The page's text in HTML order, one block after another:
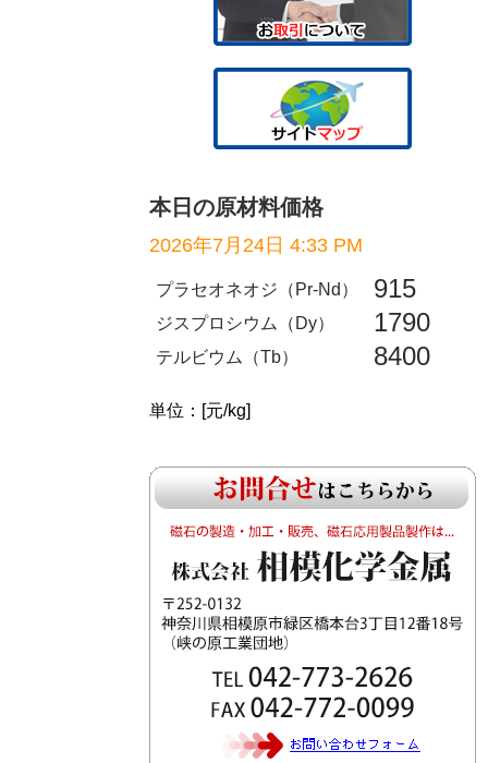
本日の原材料価格
2026年7月24日 4:33 PM
プラセオネオジ（Pr-Nd） 915
ジスプロシウム（Dy） 1790
テルビウム（Tb） 8400
単位：[元/kg]